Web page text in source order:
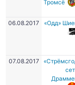
Тромсё
06.08.2017 «Одд»
07.08.2017